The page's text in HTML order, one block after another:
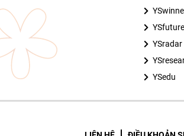
YSfuture
YSradar
YSedu